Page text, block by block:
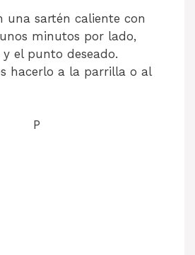
una sartén caliente con
minutos por lado,
el punto deseado.
hacerlo a la parrilla o al
P